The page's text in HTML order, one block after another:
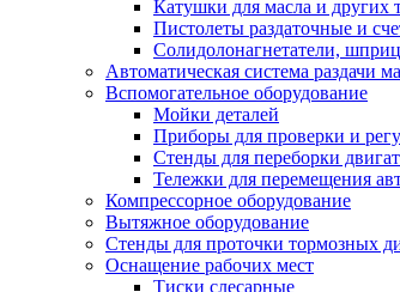
Катушки для масла и других
Пистолеты раздаточные и
Солидолонагнетатели,
Автоматическая система раздачи
Вспомогательное оборудование
Мойки деталей
Приборы для проверки и
Стенды для переборки
Тележки для перемещения
Компрессорное оборудование
Вытяжное оборудование
Стенды для проточки тормозных
Оснащение рабочих мест
Тиски слесарные